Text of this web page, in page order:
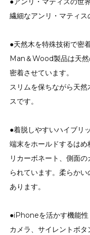
繊細なアンリ・マティス
●天然木を特殊技術で密
Man＆Wood製品は天然
密着させています。
スリムを保ちながら天
スです。
●着脱しやすいハイブリ
端末をホールドするは
リカーボネート、側面
られています。柔らか
あります。
●iPhoneを活かす機能性
カメラ、サイレントボ